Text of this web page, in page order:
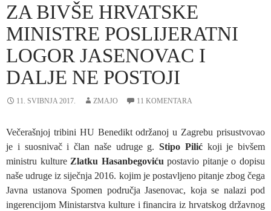
ZA BIVŠE HRVATSKE
MINISTRE POSLIJERATNI
LOGOR JASENOVAC I
DALJE NE POSTOJI
11. SVIBNJA 2017. ZMAJO 11 KOMENTARA
Večerašnjoj tribini HU Benedikt održanoj u Zagrebu prisustvovao
je i suosnivač i član naše udruge g. Stipo Pilićkoji je bivšem
ministru kulture Zlatku Hasanbegoviću postavio pitanje o dopisu
naše udruge iz siječnja 2016. kojim je postavljeno pitanje zbog čega
Javna ustanova Spomen područja Jasenovac, koja se nalazi pod
ingerencijom Ministarstva kulture i financira iz hrvatskog državnog